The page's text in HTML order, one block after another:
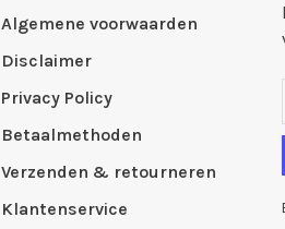
Algemene voorwaarden
Disclaimer
Privacy Policy
Betaalmethoden
Verzenden & retourneren
Klantenservice